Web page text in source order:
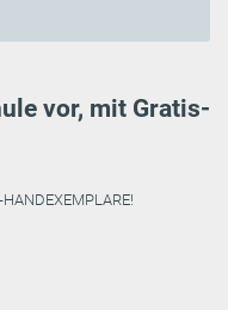
vor, mit Gratis-